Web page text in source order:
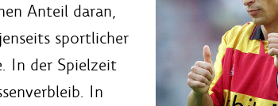
Anteil daran,
sportlicher
In der Spielzeit
In